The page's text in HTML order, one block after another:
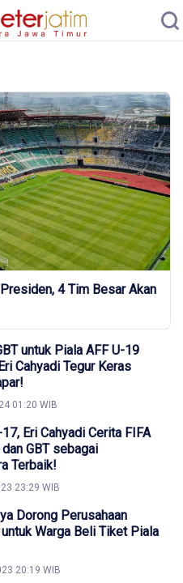
4 Tim Besar Akan
untuk Piala AFF U-19
Cahyadi Tegur Keras
01:20 WIB
Eri Cahyadi Cerita FIFA
GBT sebagai
Terbaik!
23:29 WIB
Dorong Perusahaan
untuk Warga Beli Tiket Piala
20:19 WIB